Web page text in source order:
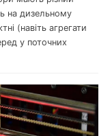
на дизельному
(навіть агрегати
у поточних